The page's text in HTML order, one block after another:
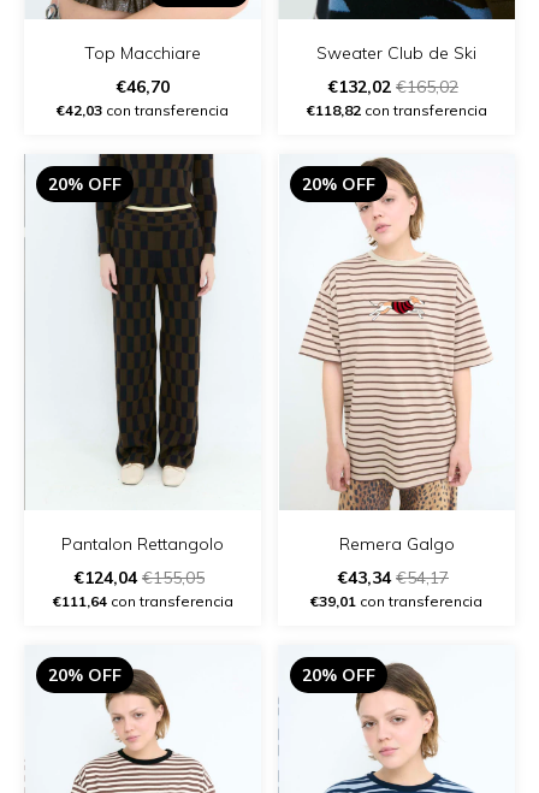
Top Macchiare
€46,70
€42,03 con transferencia
Sweater Club de Ski
€132,02 €165,02
€118,82con transferencia
20% OFF
Pantalon Rettangolo
€124,04€155,05
€111,64con transferencia
20% OFF
Remera Galgo
€43,34€54,17
€39,01 con transferencia
20% OFF 20% OFF